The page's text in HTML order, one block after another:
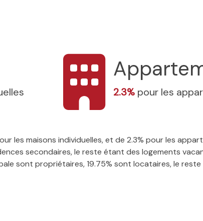
2.3% pour les
les maisons individuelles, et de 2.3% pour les
secondaires, le reste étant des logements
sont propriétaires, 19.75% sont locataires, le